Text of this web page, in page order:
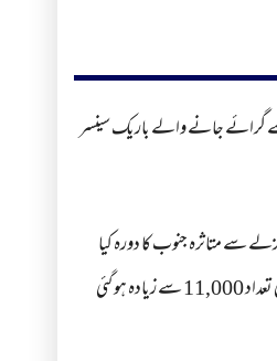
گرائے جانے والے باریک سینسر
سے متاثرہ جنوب کا دورہ کیا
کیونکہ ہلاکتوں کی تعداد 11,000 سے زیادہ ہو گئی